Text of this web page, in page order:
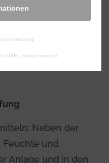
Neben der
Feuchte und
Anlage und in den
PIXEL cookie consent